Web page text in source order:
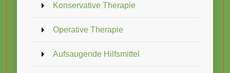
Konservative Therapie
Operative Therapie
Aufsaugende Hilfsmittel